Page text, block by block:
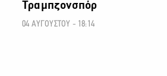
Τραμπζονσπόρ
04 ΑΥΓΟΥΣΤΟΥ - 18:14